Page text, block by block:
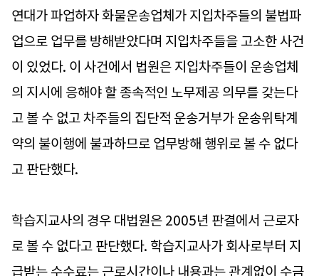
연대가 파업하자 화물운송업체가 지입차주들의 불법파
업으로 업무를 방해받았다며 지입차주들을 고소한 사건
이 있었다. 이 사건에서 법원은 지입차주들이 운송업체
의 지시에 응해야 할 종속적인 노무제공 의무를 갖는다
고 볼 수 없고 차주들의 집단적 운송거부가 운송위탁계
약의 불이행에 불과하므로 업무방해 행위로 볼 수 없다
고 판단했다.
학습지교사의 경우 대법원은 2005년 판결에서 근로자
로 볼 수 없다고 판단했다. 학습지교사가 회사로부터 지
급받는 수수료는 근로시간이나 내용과는 관계없이 수금